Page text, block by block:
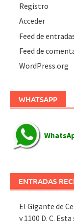
Registro
Acceder
Feed de
Feed de
WordPress.org
WHATSAPP
ENTRADAS
El Gigante de
y 1100 D. C.